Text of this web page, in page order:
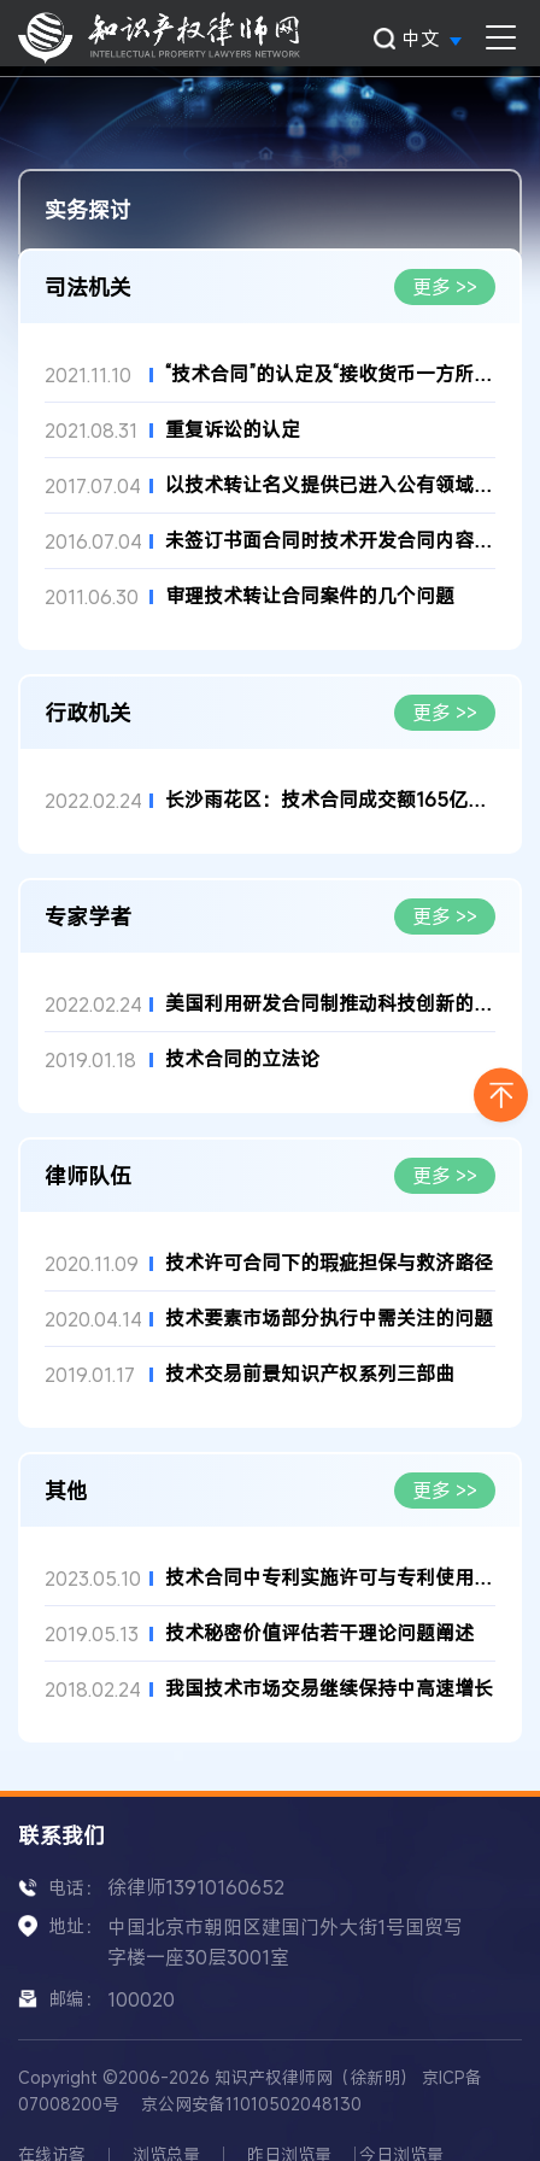
中文
实务探讨
司法机关 更多 >>
2021.11.10 “技术合同”的认定及“接收货币一方所在地为合同履行地”的案件...
2021.08.31 重复诉讼的认定
2017.07.04 以技术转让名义提供已进入公有领域的技术，不属于法律意义上的技...
2016.07.04 未签订书面合同时技术开发合同内容的确定
2011.06.30 审理技术转让合同案件的几个问题
行政机关 更多 >>
2022.02.24 长沙雨花区：技术合同成交额165亿元，增速164.5%
专家学者 更多 >>
2022.02.24 美国利用研发合同制推动科技创新的经验及启示
2019.01.18 技术合同的立法论
律师队伍 更多 >>
2020.11.09 技术许可合同下的瑕疵担保与救济路径
2020.04.14 技术要素市场部分执行中需关注的问题
2019.01.17 技术交易前景知识产权系列三部曲
其他 更多 >>
2023.05.10 技术合同中专利实施许可与专利使用权作价投资之区分
2019.05.13 技术秘密价值评估若干理论问题阐述
2018.02.24 我国技术市场交易继续保持中高速增长
联系我们
电话： 徐律师13910160652
地址：
中国北京市朝阳区建国门外大街1号国贸写
字楼一座30层3001室
邮编： 100020
Copyright ©2006-2026 知识产权律师网（徐新明） 京ICP备
07008200号
京公网安备11010502048130
在线访客 浏览总量 昨日浏览量 今日浏览量